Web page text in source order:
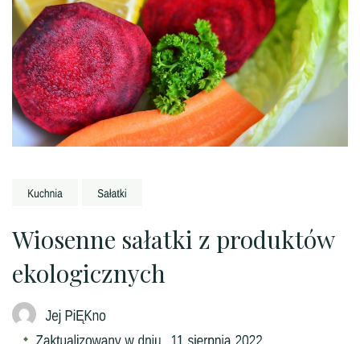
Wiosenne sałatki z produktów
ekologicznych